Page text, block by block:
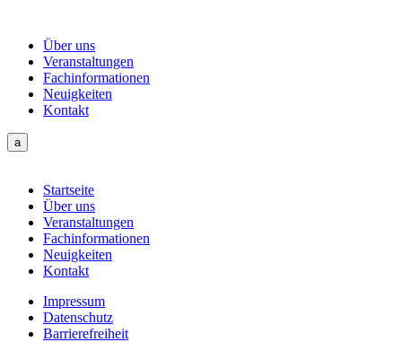
Über uns
Veranstaltungen
Fachinformationen
Neuigkeiten
Kontakt
a
Startseite
Über uns
Veranstaltungen
Fachinformationen
Neuigkeiten
Kontakt
Impressum
Datenschutz
Barrierefreiheit